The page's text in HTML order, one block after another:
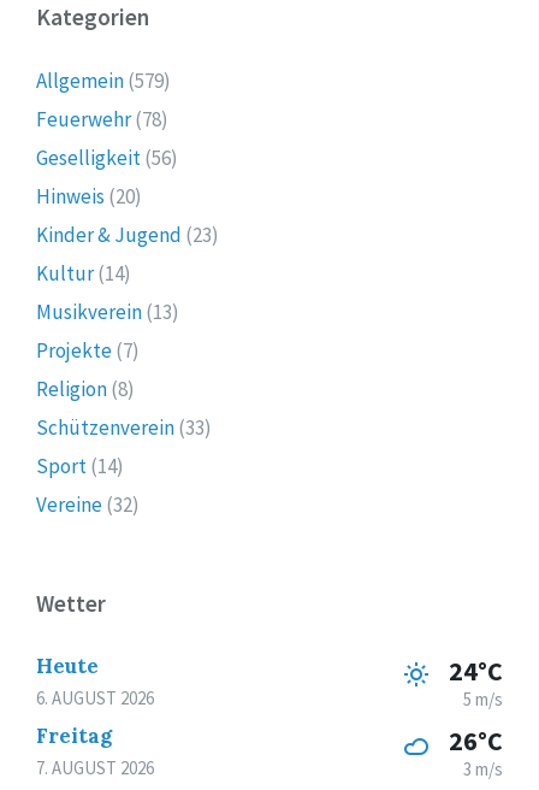
Kategorien
Allgemein(579)
Feuerwehr(78)
Geselligkeit(56)
Hinweis (20)
Kinder & Jugend (23)
Kultur(14)
Musikverein(13)
Projekte(7)
Religion(8)
Schützenverein(33)
Sport(14)
Vereine(32)
Wetter
Heute
6. AUGUST 2026
24°C
5 m/s
Freitag
7. AUGUST 2026
26°C
3 m/s